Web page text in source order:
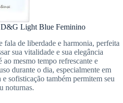
D&G Light Blue Feminino
de liberdade e harmonia, perfeita
sua vitalidade e sua elegância
mesmo tempo refrescante e
durante o dia, especialmente em
sofisticação também permitem seu
noturnas.